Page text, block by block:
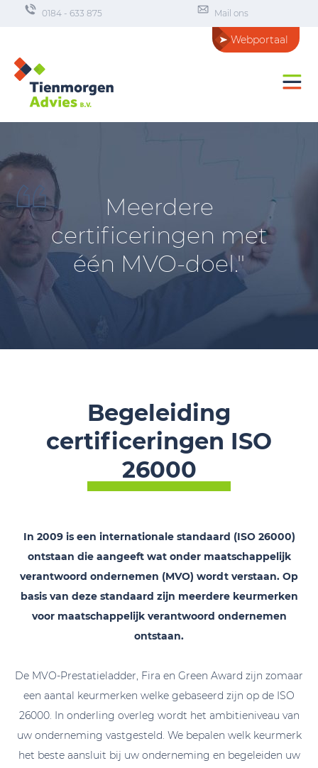
0184 - 633 875 Mail ons
Webportaal
Meerdere
certificeringen met
één MVO-doel."
Begeleiding
certificeringen ISO
26000
In 2009 is een internationale standaard (ISO 26000)
ontstaan die aangeeft wat onder maatschappelijk
verantwoord ondernemen (MVO) wordt verstaan. Op
basis van deze standaard zijn meerdere keurmerken
voor maatschappelijk verantwoord ondernemen
ontstaan.
De MVO-Prestatieladder, Fira en Green Award zijn zomaar
een aantal keurmerken welke gebaseerd zijn op de ISO
26000. In onderling overleg wordt het ambitieniveau van
uw onderneming vastgesteld. We bepalen welk keurmerk
het beste aansluit bij uw onderneming en begeleiden uw